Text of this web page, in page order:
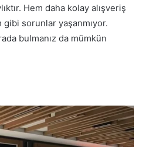
Hem daha kolay alışveriş
gibi sorunlar yaşanmıyor.
bulmanız da mümkün